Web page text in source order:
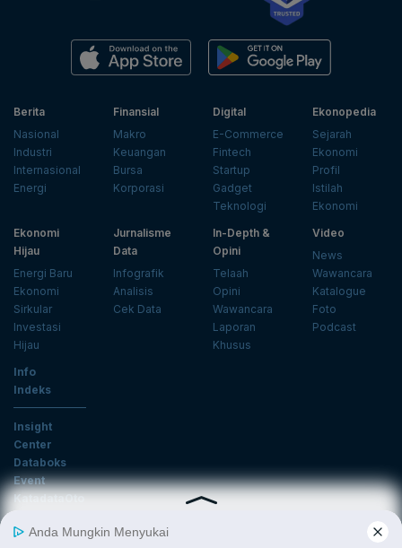
Berita
Nasional
Industri
Internasional
Energi
Finansial
Makro
Keuangan
Bursa
Korporasi
Digital
E-Commerce
Fintech
Startup
Gadget
Teknologi
Ekonopedia
Sejarah
Ekonomi
Profil
Istilah
Ekonomi
Ekonomi
Hijau
Energi Baru
Ekonomi
Sirkular
Investasi
Hijau
Jurnalisme
Data
Infografik
Analisis
Cek Data
In-Depth &
Opini
Telaah
Opini
Wawancara
Laporan
Khusus
Video
News
Wawancara
Katalogue
Foto
Podcast
Info
Indeks
Insight
Center
Databoks
Event
KatadataOto